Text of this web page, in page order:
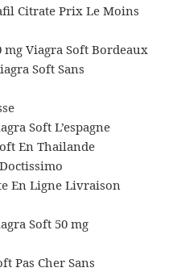
Citrate Prix Le Moins
Viagra Soft Bordeaux
Soft Sans
Soft L’espagne
En Thailande
En Ligne Livraison
Soft 50 mg
Pas Cher Sans